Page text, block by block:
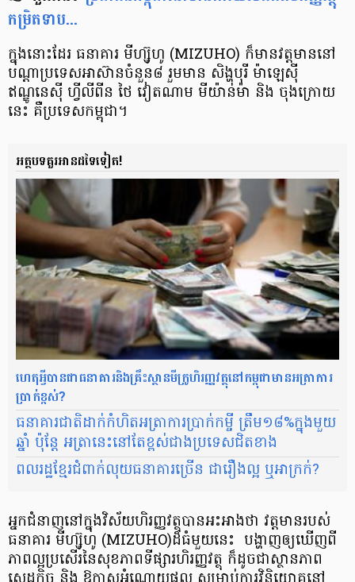
កម្រិត​ទាប...
ក្នុង​នោះ​ដែរ ធនាគារ មីហ្ស៊ូហូ (MIZUHO) ក៏​មាន​វត្តមាន​នៅ​
បណ្ដា​ប្រទេស​អាស៊ាន​ចំនួន៨ រួមមាន សិង្ហបុរី ម៉ាឡេស៊ី
ឥណ្ឌូនេស៊ី ហ្វីលីពីន ថៃ វៀតណាម មីយ៉ាន់ម៉ា និង ចុង​ក្រោយ​
នេះ គឺ​ប្រទេស​កម្ពុជា។
អត្ថបទគួរអានដទៃទៀត!
ហេតុអ្វី​បាន​ជា​ធនាគារ​និង​គ្រឹះស្ថាន​មីក្រូ​ហិរញ្ញវត្ថុ​នៅ​កម្ពុជា​មាន​អត្រា​ការ​
ប្រាក់​ខ្ពស់?
ធនាគារ​ជាតិ​​​ដាក់​កំហិត​អត្រាការ​ប្រាក់​កម្ចី ត្រឹម​១៨%​ក្នុង​មួយ​
ឆ្នាំ ប៉ុន្តែ អត្រា​នេះ​នៅ​តែ​ខ្ពស់​ជាង​ប្រទេស​ជិត​ខាង
ពលរដ្ឋ​ខ្មែរ​ជំពាក់​លុយ​ធនាគារ​​​ច្រើន ជា​រឿង​ល្អ ឬ​អាក្រក់?
អ្នក​ជំនាញ​នៅ​ក្នុង​វិស័យ​ហិរញ្ញ​វត្ថុ​បាន​អះអាង​ថា វត្តមាន​របស់​
ធនាគារ មីហ្ស៊ូហូ (MIZUHO)ដ៏​ធំ​មួយ​នេះ បង្ហាញ​ឲ្យ​ឃើញ​ពី​
ភាព​ល្អ​ប្រសើរ​នៃ​សុខភាព​ទីផ្សារ​ហិរញ្ញ​វត្ថុ ក៏ដូចជា​ស្ថានភាព​